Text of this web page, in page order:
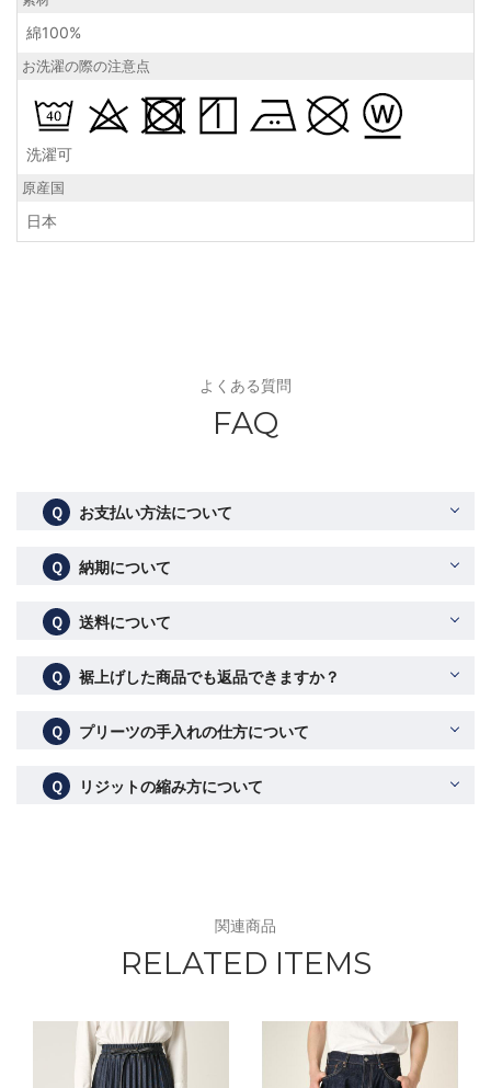
綿100%
お洗濯の際の注意点
洗濯可
原産国
日本
よくある質問
FAQ
Ｑ お支払い方法について
Ｑ 納期について
Ｑ 送料について
Ｑ 裾上げした商品でも返品できますか？
Ｑ プリーツの手入れの仕方について
Ｑ リジットの縮み方について
関連商品
RELATED ITEMS